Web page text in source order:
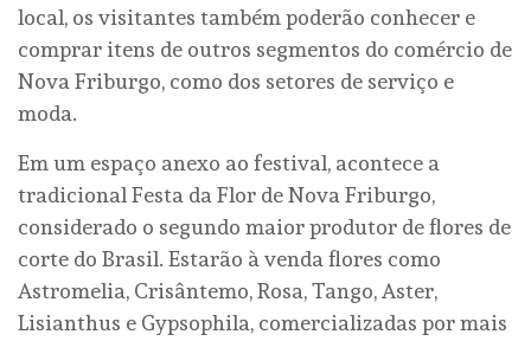
local, os visitantes também poderão conhecer e
comprar itens de outros segmentos do comércio de
Nova Friburgo, como dos setores de serviço e
moda.
Em um espaço anexo ao festival, acontece a
tradicional Festa da Flor de Nova Friburgo,
considerado o segundo maior produtor de flores de
corte do Brasil. Estarão à venda flores como
Astromelia, Crisântemo, Rosa, Tango, Aster,
Lisianthus e Gypsophila, comercializadas por mais